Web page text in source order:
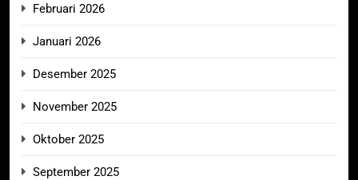
Februari 2026
Januari 2026
Desember 2025
November 2025
Oktober 2025
September 2025